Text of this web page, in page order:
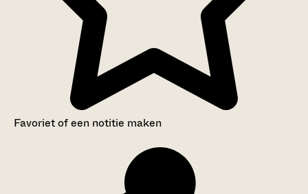
Favoriet of een notitie maken